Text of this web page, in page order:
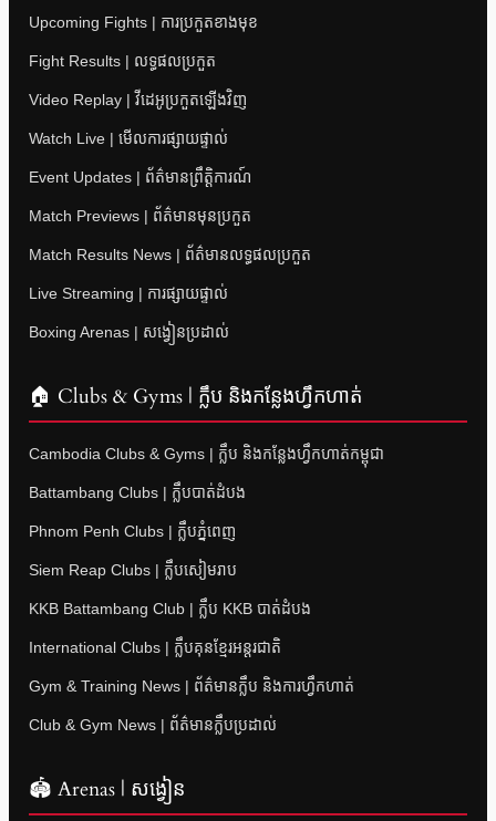
Upcoming Fights | ការប្រកួតខាងមុខ
Fight Results | លទ្ធផលប្រកួត
Video Replay | វីដេអូប្រកួតឡើងវិញ
Watch Live | មើលការផ្សាយផ្ទាល់
Event Updates | ព័ត៌មានព្រឹត្តិការណ៍
Match Previews | ព័ត៌មានមុនប្រកួត
Match Results News | ព័ត៌មានលទ្ធផលប្រកួត
Live Streaming | ការផ្សាយផ្ទាល់
Boxing Arenas | សង្វៀនប្រដាល់
🏠 Clubs & Gyms | ក្លឹប និងកន្លែងហ្វឹកហាត់
Cambodia Clubs & Gyms | ក្លឹប និងកន្លែងហ្វឹកហាត់កម្ពុជា
Battambang Clubs | ក្លឹបបាត់ដំបង
Phnom Penh Clubs | ក្លឹបភ្នំពេញ
Siem Reap Clubs | ក្លឹបសៀមរាប
KKB Battambang Club | ក្លឹប KKB បាត់ដំបង
International Clubs | ក្លឹបគុនខ្មែរអន្តរជាតិ
Gym & Training News | ព័ត៌មានក្លឹប និងការហ្វឹកហាត់
Club & Gym News | ព័ត៌មានក្លឹបប្រដាល់
🏟 Arenas | សង្វៀន